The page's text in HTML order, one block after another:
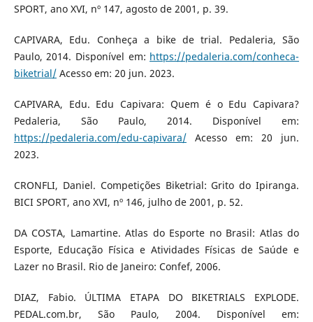
SPORT, ano XVI, nº 147, agosto de 2001, p. 39.
CAPIVARA, Edu. Conheça a bike de trial. Pedaleria, São
Paulo, 2014. Disponível em: https://pedaleria.com/conheca-
biketrial/Acesso em: 20 jun. 2023.
CAPIVARA, Edu. Edu Capivara: Quem é o Edu Capivara?
Pedaleria, São Paulo, 2014. Disponível em:
https://pedaleria.com/edu-capivara/Acesso em: 20 jun.
2023.
CRONFLI, Daniel. Competições Biketrial: Grito do Ipiranga.
BICI SPORT, ano XVI, nº 146, julho de 2001, p. 52.
DA COSTA, Lamartine. Atlas do Esporte no Brasil: Atlas do
Esporte, Educação Física e Atividades Físicas de Saúde e
Lazer no Brasil. Rio de Janeiro: Confef, 2006.
DIAZ, Fabio. ÚLTIMA ETAPA DO BIKETRIALS EXPLODE.
PEDAL.com.br, São Paulo, 2004. Disponível em: